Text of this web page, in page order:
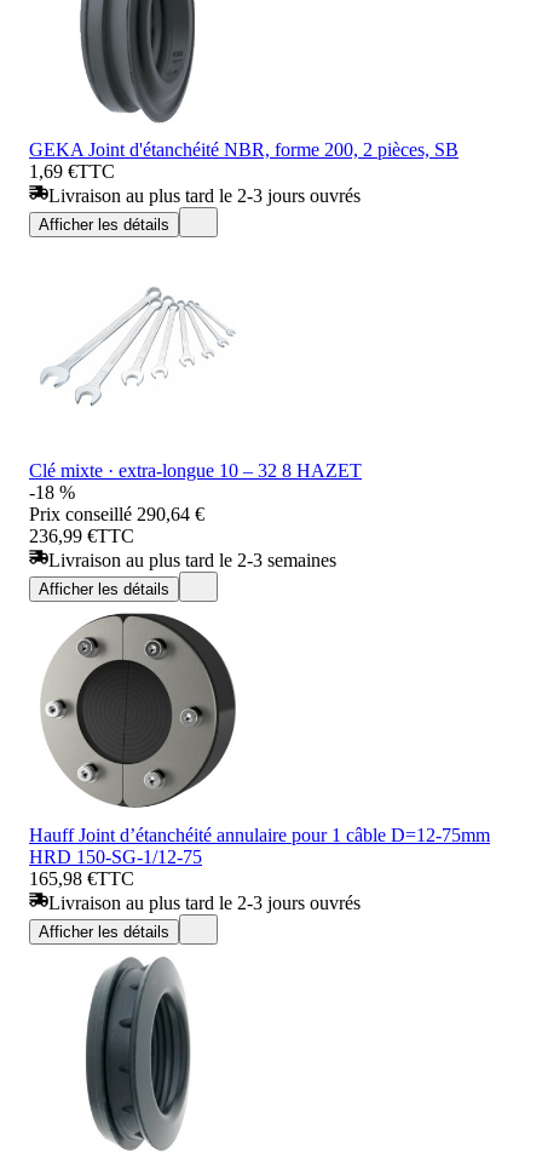
GEKA Joint d'étanchéité NBR, forme 200, 2 pièces, SB
1,69 €TTC
Livraison au plus tard le 2-3 jours ouvrés
Afficher les détails
Clé mixte · extra-longue 10 – 32 8 HAZET
-18 %
Prix conseillé 290,64 €
236,99 €TTC
Livraison au plus tard le 2-3 semaines
Afficher les détails
Hauff Joint d’étanchéité annulaire pour 1 câble D=12-75mm
HRD 150-SG-1/12-75
165,98 €TTC
Livraison au plus tard le 2-3 jours ouvrés
Afficher les détails